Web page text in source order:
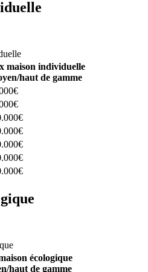
maison individuelle
haut de gamme
écologique
haut de gamme